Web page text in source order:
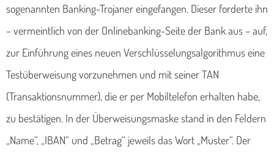
sogenannten Banking-Trojaner eingefangen. Dieser forderte ihn
– vermeintlich von der Onlinebanking-Seite der Bank aus – auf,
zur Einführung eines neuen Verschlüsselungsalgorithmus eine
Testüberweisung vorzunehmen und mit seiner TAN
(Transaktionsnummer), die er per Mobiltelefon erhalten habe,
zu bestätigen. In der Überweisungsmaske stand in den Feldern
„Name“, „IBAN“ und „Betrag“ jeweils das Wort „Muster“. Der